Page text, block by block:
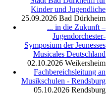
Kinder und Jugendliche
25.09.2026 Bad Dürkheim
... in die Zukunft –
Jugendorchester-
Symposium der Jeunesses
Musicales Deutschland
02.10.2026 Weikersheim
Fachbereichsleitung an
Musikschulen - Rendsburg
05.10.2026 Rendsburg